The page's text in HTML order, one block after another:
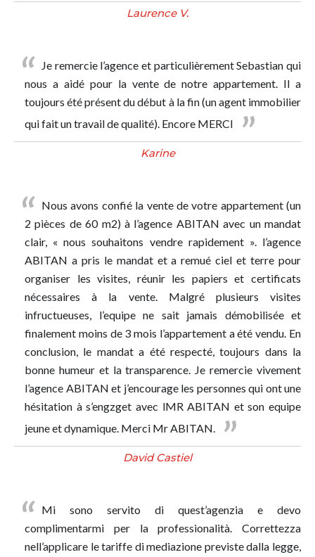
Laurence V.
Je remercie l’agence et particulièrement Sebastian qui
nous a aidé pour la vente de notre appartement. Il a
toujours été présent du début à la fin (un agent immobilier
qui fait un travail de qualité). Encore MERCI
Karine
Nous avons confié la vente de votre appartement (un
2 pièces de 60 m2) à l’agence ABITAN avec un mandat
clair, « nous souhaitons vendre rapidement ». l’agence
ABITAN a pris le mandat et a remué ciel et terre pour
organiser les visites, réunir les papiers et certificats
nécessaires à la vente. Malgré plusieurs visites
infructueuses, l’equipe ne sait jamais démobilisée et
finalement moins de 3 mois l’appartement a été vendu. En
conclusion, le mandat a été respecté, toujours dans la
bonne humeur et la transparence. Je remercie vivement
l’agence ABITAN et j’encourage les personnes qui ont une
hésitation à s’engzget avec lMR ABITAN et son equipe
jeune et dynamique. Merci Mr ABITAN.
David Castiel
Mi sono servito di quest’agenzia e devo
complimentarmi per la professionalità. Correttezza
nell’applicare le tariffe di mediazione previste dalla legge,